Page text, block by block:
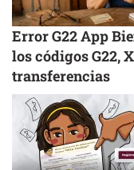
Error G22 App
los códigos G22,
transferencias